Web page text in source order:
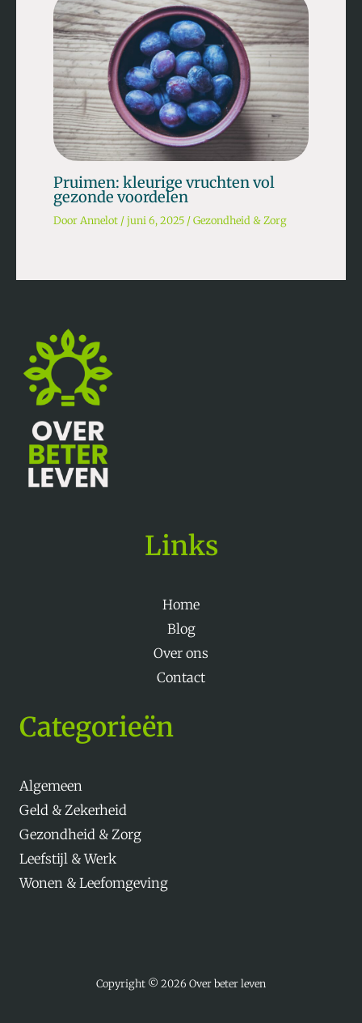
Pruimen: kleurige vruchten vol
gezonde voordelen
Door Annelot /juni 6, 2025 /Gezondheid & Zorg
Links
Home
Blog
Over ons
Contact
Categorieën
Algemeen
Geld & Zekerheid
Gezondheid & Zorg
Leefstijl & Werk
Wonen & Leefomgeving
Copyright © 2026 Over beter leven